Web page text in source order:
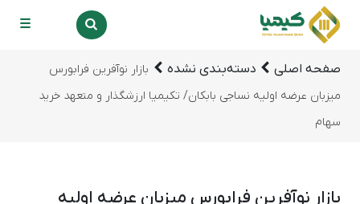
☰
صفحه اصلی دسته‌بندی نشده
بازار نوآفرین فرابورس
میزبان عرضه اولیه نساجی بابکان/ تکیمیا ارزشگذار و متعهد خرید
سهام
بازار نوآفرین فرابورس میزبان عرضه اولیه